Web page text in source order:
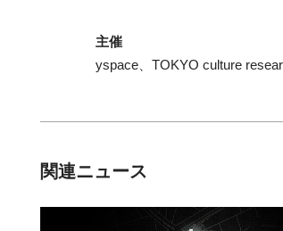
主催
yspace、TOKYO culture
関連ニュース